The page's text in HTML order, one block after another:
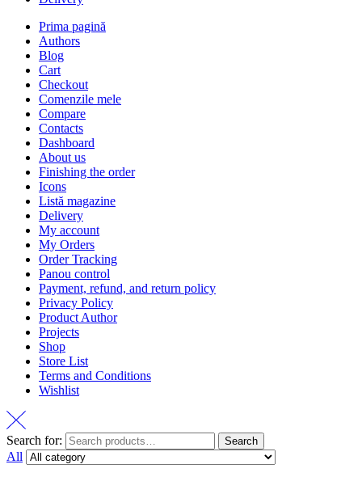
Prima pagină
Authors
Blog
Cart
Checkout
Comenzile mele
Compare
Contacts
Dashboard
About us
Finishing the order
Icons
Listă magazine
Delivery
My account
My Orders
Order Tracking
Panou control
Payment, refund, and return policy
Privacy Policy
Product Author
Projects
Shop
Store List
Terms and Conditions
Wishlist
Search for: Search
All